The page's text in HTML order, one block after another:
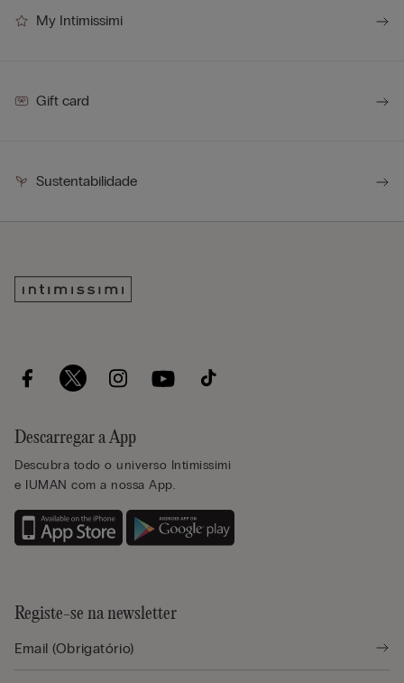
My Intimissimi
Gift card
Sustentabilidade
Descarregar a App
Descubra todo o universo Intimissimi
e IUMAN com a nossa App.
Registe-se na newsletter